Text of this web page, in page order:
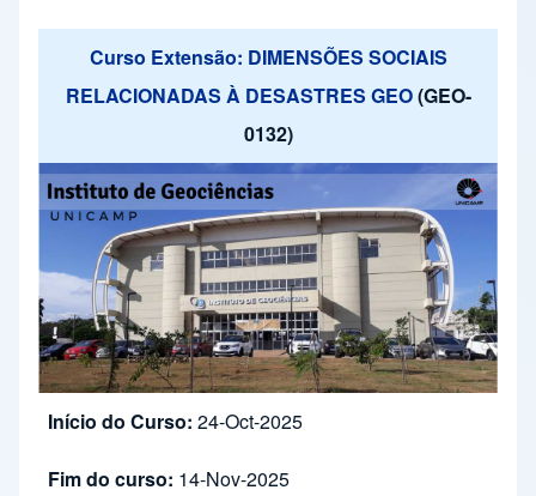
Curso Extensão: DIMENSÕES SOCIAIS
RELACIONADAS À DESASTRES GEO(GEO-
0132)
Início do Curso: 24-Oct-2025
Fim do curso: 14-Nov-2025